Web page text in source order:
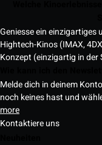
Geniesse ein einzigartiges
Hightech-Kinos (IMAX,
Konzept (einzigartig in der
Melde dich in deinem
noch keines hast und
more
Kontaktiere uns